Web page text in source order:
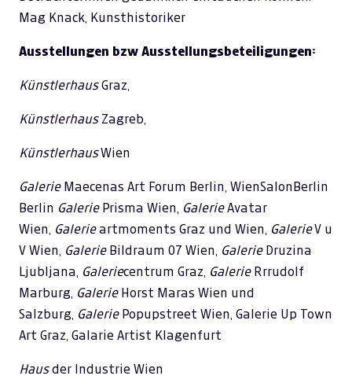
Mag Knack, Kunsthistoriker
Ausstellungen bzw Ausstellungsbeteiligungen:
KünstlerhausGraz,
Künstlerhaus Zagreb,
KünstlerhausWien
GalerieMaecenas Art Forum Berlin, WienSalonBerlin
Berlin Galerie Prisma Wien, Galerie Avatar
Wien,
Galerieartmoments Graz und Wien, GalerieV u
V Wien,
Galerie Bildraum 07 Wien, GalerieDruzina
Ljubljana,
Galeriecentrum Graz, GalerieRrrudolf
Marburg, GalerieHorst Maras Wien und
Salzburg, GaleriePopupstreet Wien, Galerie Up Town
Art Graz, Galarie Artist Klagenfurt
Hausder Industrie Wien